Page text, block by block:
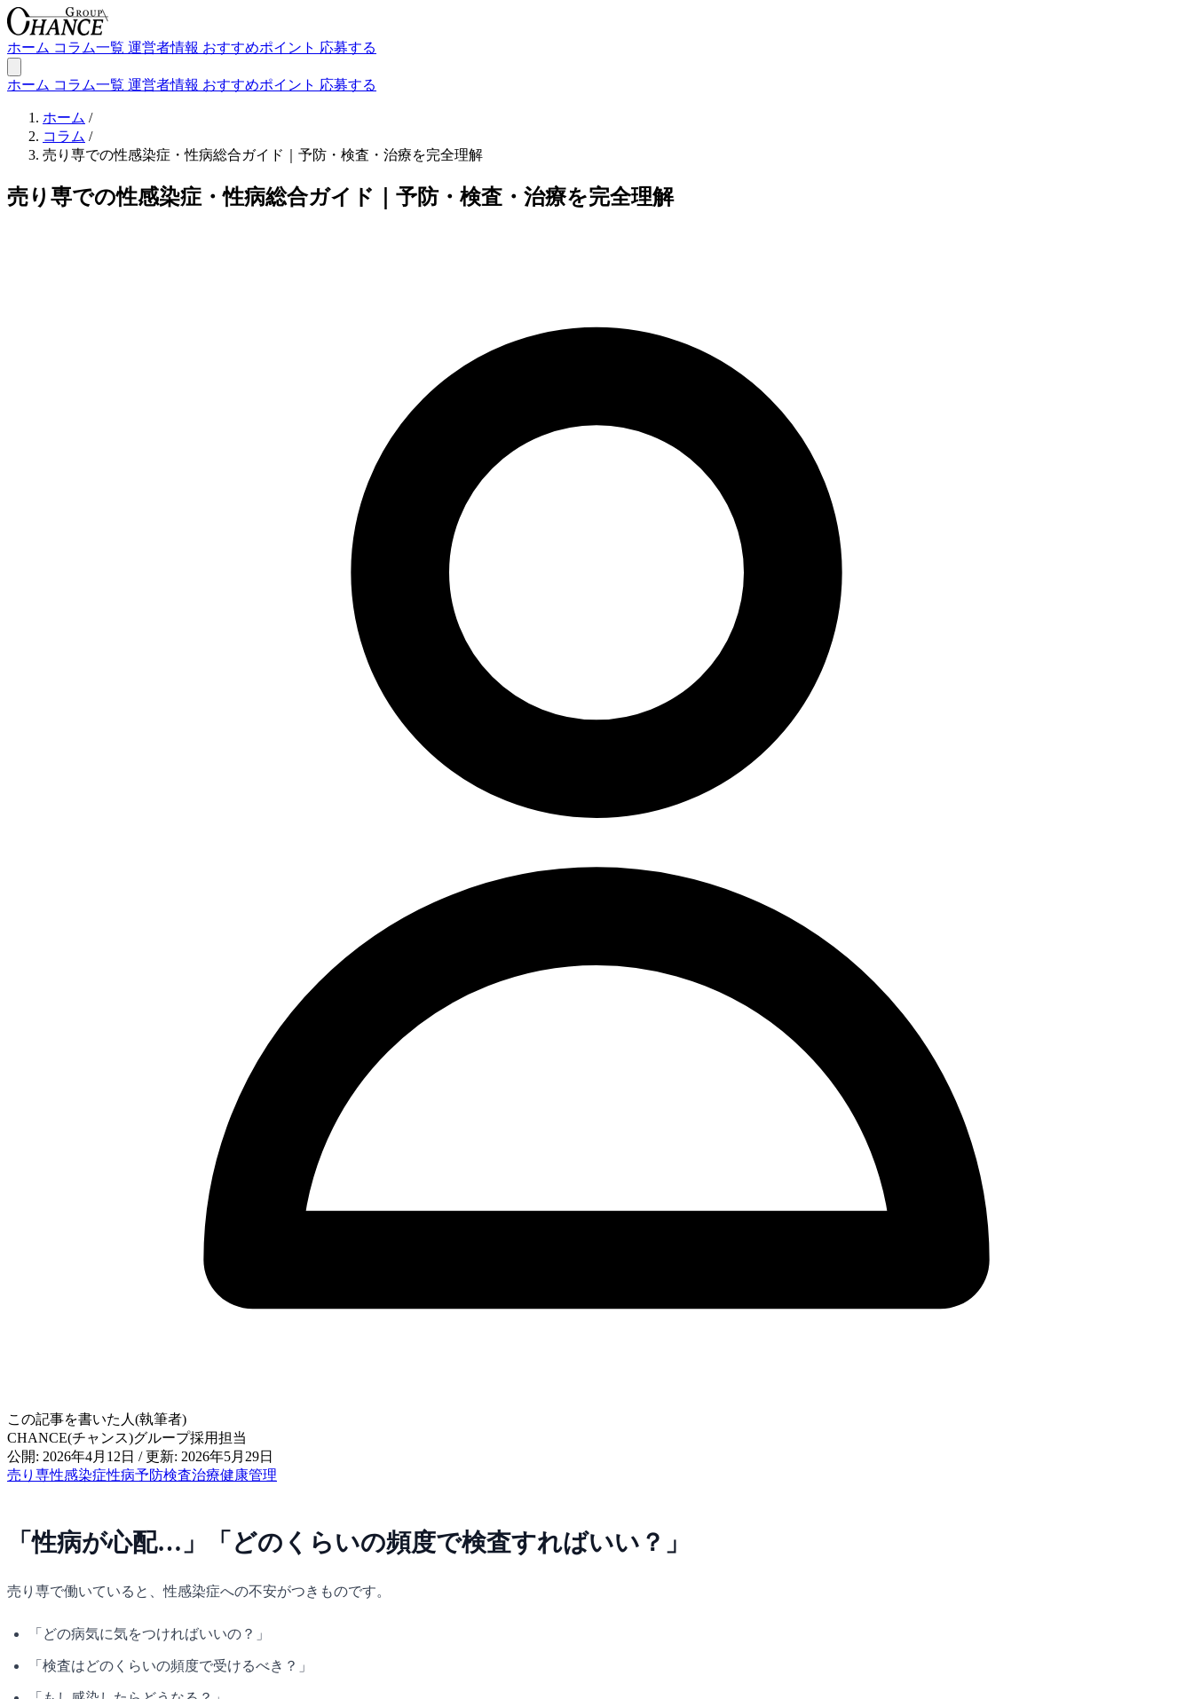
ホーム コラム一覧 運営者情報 おすすめポイント 応募する
ホーム コラム一覧 運営者情報 おすすめポイント 応募する
ホーム /
コラム /
売り専での性感染症・性病総合ガイド｜予防・検査・治療を完全理解
売り専での性感染症・性病総合ガイド｜予防・検査・治療を完全理解
この記事を書いた人(執筆者)
CHANCE(チャンス)グループ採用担当
公開: 2026年4月12日 / 更新: 2026年5月29日
売り専性感染症性病予防検査治療健康管理
「性病が心配…」「どのくらいの頻度で検査すればいい？」
売り専で働いていると、性感染症への不安がつきものです。
「どの病気に気をつければいいの？」
「検査はどのくらいの頻度で受けるべき？」